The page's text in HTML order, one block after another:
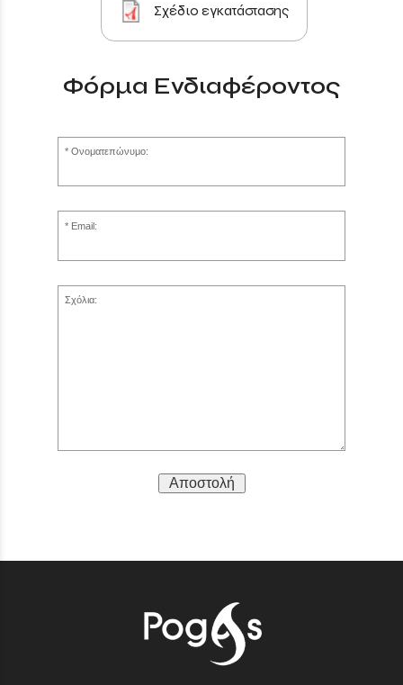
Σχέδιο εγκατάστασης
Φόρμα Ενδιαφέροντος
Ονοματεπώνυμο:
Email:
Σχόλια:
Αποστολή